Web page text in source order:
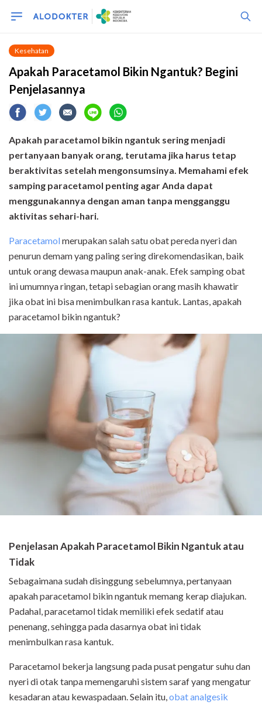
Kesehatan
Apakah Paracetamol Bikin Ngantuk? Begini
Penjelasannya
Apakah paracetamol bikin ngantuk sering menjadi
pertanyaan banyak orang, terutama jika harus tetap
beraktivitas setelah mengonsumsinya. Memahami efek
samping paracetamol penting agar Anda dapat
menggunakannya dengan aman tanpa mengganggu
aktivitas sehari-hari.
Paracetamolmerupakan salah satu obat pereda nyeri dan
penurun demam yang paling sering direkomendasikan, baik
untuk orang dewasa maupun anak-anak. Efek samping obat
ini umumnya ringan, tetapi sebagian orang masih khawatir
jika obat ini bisa menimbulkan rasa kantuk. Lantas, apakah
paracetamol bikin ngantuk?
Penjelasan Apakah Paracetamol Bikin Ngantuk atau
Tidak
Sebagaimana sudah disinggung sebelumnya, pertanyaan
apakah paracetamol bikin ngantuk memang kerap diajukan.
Padahal, paracetamol tidak memiliki efek sedatif atau
penenang, sehingga pada dasarnya obat ini tidak
menimbulkan rasa kantuk.
Paracetamol bekerja langsung pada pusat pengatur suhu dan
nyeri di otak tanpa memengaruhi sistem saraf yang mengatur
kesadaran atau kewaspadaan. Selain itu, obat analgesik